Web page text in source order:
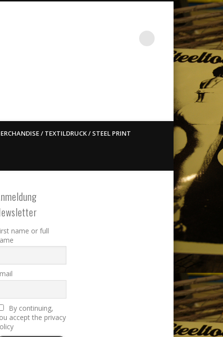
ain`t dead so straight
/ TEXTILDRUCK / STEEL PRINT
name or full
By continuing,
accept the privacy